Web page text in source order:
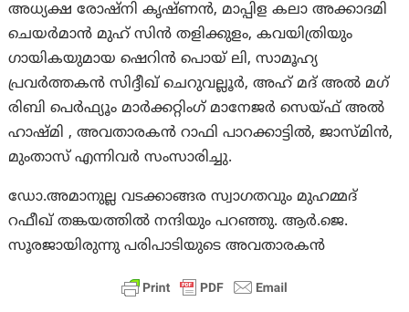
അധ്യക്ഷ രോഷ്‌നി കൃഷ്ണന്‍, മാപ്പിള കലാ അക്കാദമി
ചെയര്‍മാന്‍ മുഹ് സിന്‍ തളിക്കുളം, കവയിത്രിയും
ഗായികയുമായ ഷെറിന്‍ പൊയ് ലി, സാമൂഹ്യ
പ്രവര്‍ത്തകന്‍ സിദ്ദീഖ് ചെറുവല്ലൂര്‍, അഹ് മദ് അല്‍ മഗ്
രിബി പെര്‍ഫ്യൂം മാര്‍ക്കറ്റിംഗ് മാനേജര്‍ സെയ്ഫ് അല്‍
ഹാഷ്മി , അവതാരകന്‍ റാഫി പാറക്കാട്ടില്‍, ജാസ്മിന്‍,
മുംതാസ് എന്നിവര്‍ സംസാരിച്ചു.
ഡോ.അമാനുല്ല വടക്കാങ്ങര സ്വാഗതവും മുഹമ്മദ്
റഫീഖ് തങ്കയത്തില്‍ നന്ദിയും പറഞ്ഞു. ആര്‍.ജെ.
സൂരജായിരുന്നു പരിപാടിയുടെ അവതാരകന്‍